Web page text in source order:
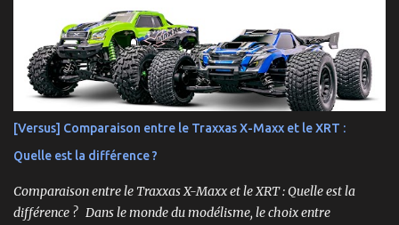
qui font de cette machine bien plus qu'un simple bolide. Un Modèle,
Deux Philosophies : Le Choix Entre "Prêt à Rouler" et "À
Personnaliser" Rlaarlo propose la XTS-S10 en deux versions
distinctes, une décision brillante qui s'adresse à l'ensemble de la
communauté RC. D'un côté, la version RTR (Ready to Run),
complète et prête à l'emploi. De l'autre, la version "Roller", un
châssis presque assemblé mais livré sans aucune électronique : ni
moteur, ni servo, ni ESC, ni batterie. ...
[Versus] Comparaison entre le Traxxas X-Maxx et le XRT :
Quelle est la différence ?
Comparaison entre le Traxxas X-Maxx et le XRT : Quelle est la
différence ? Dans le monde du modélisme, le choix entre